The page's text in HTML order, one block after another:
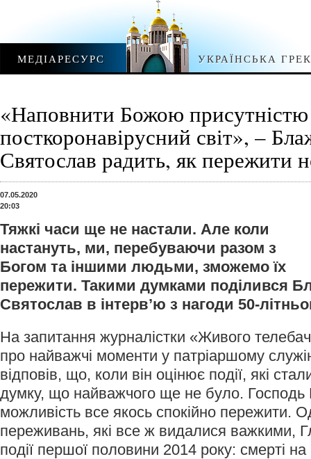
МЕДІАРЕСУРС УКРАЇНСЬКА
«Наповнити Божою присутністю
посткоронавірусний світ», –
Святослав радить, як пережити
07.05.2020
20:03
Тяжкі часи ще не настали. Але коли
настануть, ми, перебуваючи разом з
Богом та іншими людьми, зможемо їх
пережити. Такими думками поділився
Святослав в інтерв’ю з нагоди 50-
На запитання журналістки «Живого
про найважчі моменти у патріаршому
відповів, що, коли він оцінює події, які
думку, що найважчого ще не було. Господь
можливість все якось спокійно пережити.
переживань, які все ж видалися важкими,
події першої половини 2014 року: смерті